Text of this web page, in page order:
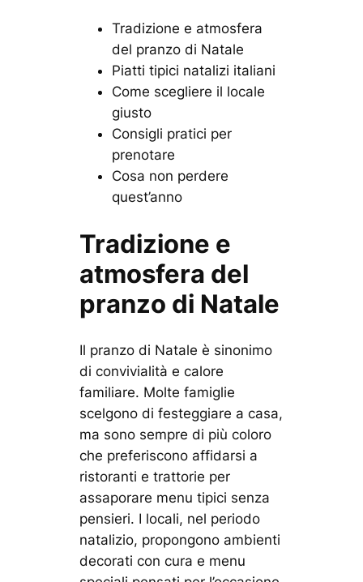
Tradizione e atmosfera
del pranzo di Natale
Piatti tipici natalizi italiani
Come scegliere il locale
giusto
Consigli pratici per
prenotare
Cosa non perdere
quest’anno
Tradizione e
atmosfera del
pranzo di Natale
Il pranzo di Natale è sinonimo
di convivialità e calore
familiare. Molte famiglie
scelgono di festeggiare a casa,
ma sono sempre di più coloro
che preferiscono affidarsi a
ristoranti e trattorie per
assaporare menu tipici senza
pensieri. I locali, nel periodo
natalizio, propongono ambienti
decorati con cura e menu